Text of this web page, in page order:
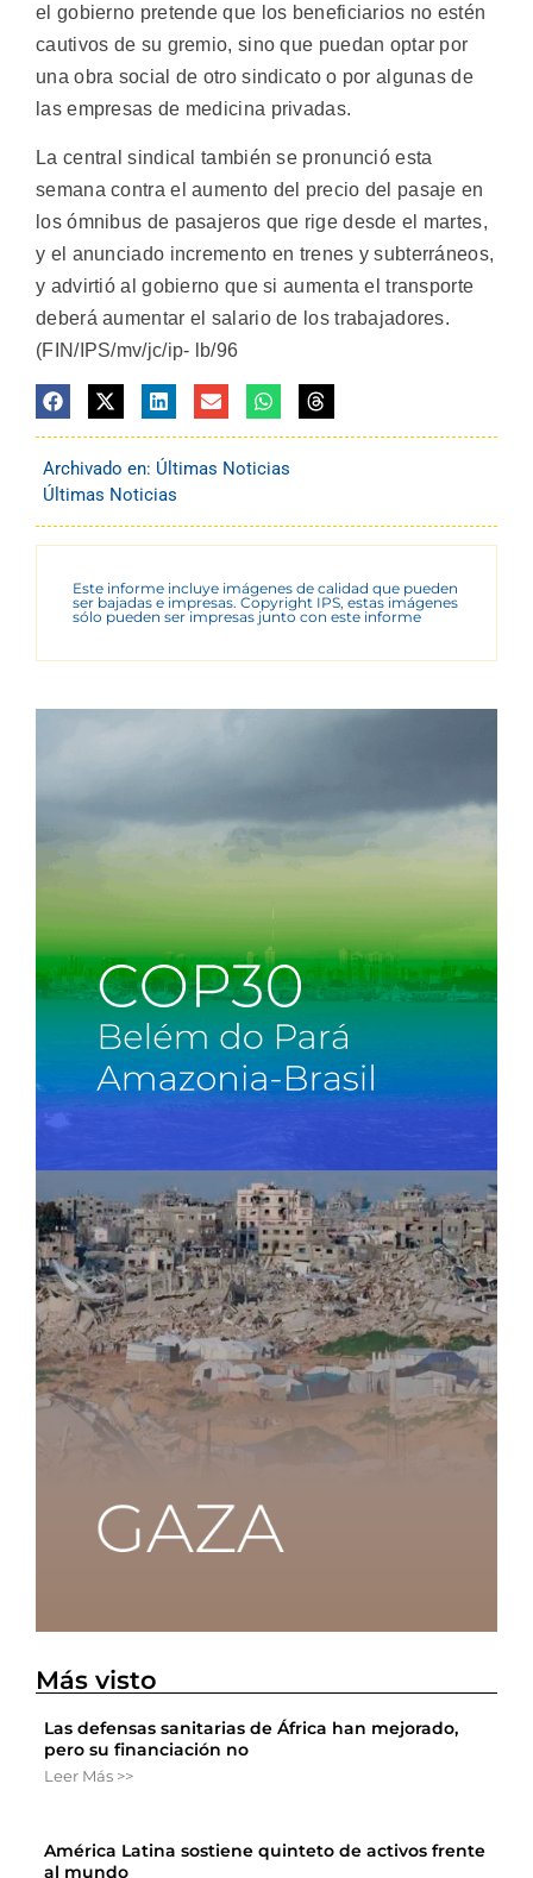
el gobierno pretende que los beneficiarios no estén
cautivos de su gremio, sino que puedan optar por
una obra social de otro sindicato o por algunas de
las empresas de medicina privadas.
La central sindical también se pronunció esta
semana contra el aumento del precio del pasaje en
los ómnibus de pasajeros que rige desde el martes,
y el anunciado incremento en trenes y subterráneos,
y advirtió al gobierno que si aumenta el transporte
deberá aumentar el salario de los trabajadores.
(FIN/IPS/mv/jc/ip- lb/96
Archivado en: Últimas Noticias
Últimas Noticias
Este informe incluye imágenes de calidad que pueden
ser bajadas e impresas. Copyright IPS, estas imágenes
sólo pueden ser impresas junto con este informe
Más visto
Las defensas sanitarias de África han mejorado,
pero su financiación no
Leer Más >>
América Latina sostiene quinteto de activos frente
al mundo